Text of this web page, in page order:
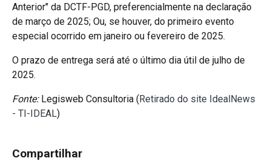
Anterior" da DCTF-PGD, preferencialmente na declaração
de março de 2025; Ou, se houver, do primeiro evento
especial ocorrido em janeiro ou fevereiro de 2025.
O prazo de entrega será até o último dia útil de julho de
2025.
Fonte:Legisweb Consultoria (Retirado do site IdealNews
- TI-IDEAL)
Compartilhar